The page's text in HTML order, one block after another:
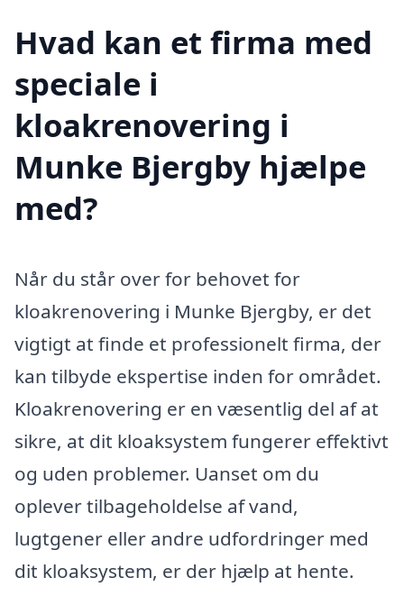
Hvad kan et firma med
speciale i
kloakrenovering i
Munke Bjergby hjælpe
med?
Når du står over for behovet for
kloakrenovering i Munke Bjergby, er det
vigtigt at finde et professionelt firma, der
kan tilbyde ekspertise inden for området.
Kloakrenovering er en væsentlig del af at
sikre, at dit kloaksystem fungerer effektivt
og uden problemer. Uanset om du
oplever tilbageholdelse af vand,
lugtgener eller andre udfordringer med
dit kloaksystem, er der hjælp at hente.